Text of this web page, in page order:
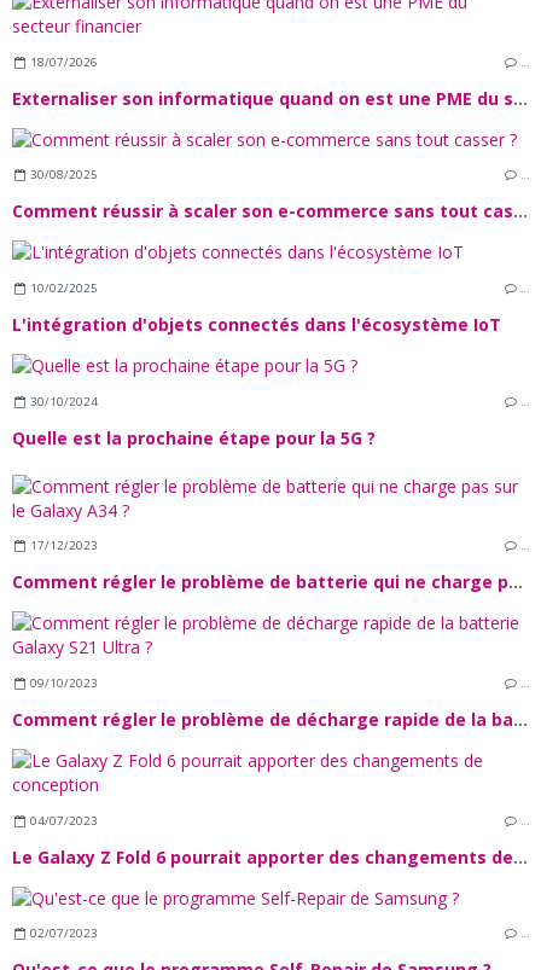
18/07/2026 …
Externaliser son informatique quand on est une PME du secteur financier
30/08/2025 …
Comment réussir à scaler son e-commerce sans tout casser ?
10/02/2025 …
L'intégration d'objets connectés dans l'écosystème IoT
30/10/2024 …
Quelle est la prochaine étape pour la 5G ?
17/12/2023 …
Comment régler le problème de batterie qui ne charge pas sur le Galaxy A34 ?
09/10/2023 …
Comment régler le problème de décharge rapide de la batterie Galaxy S21 Ultra ?
04/07/2023
Le Galaxy Z Fold 6 pourrait apporter des changements de conception
02/07/2023 …